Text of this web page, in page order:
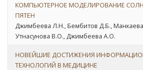
КОМПЬЮТЕРНОЕ МОДЕЛИРОВАНИЕ
ПЯТЕН
Джимбеева Л.Н., Бембитов Д.Б.,
Утнасунова В.О., Джимбеева А.О.
НОВЕЙШИЕ ДОСТИЖЕНИЯ
ТЕХНОЛОГИЙ В МЕДИЦИНЕ